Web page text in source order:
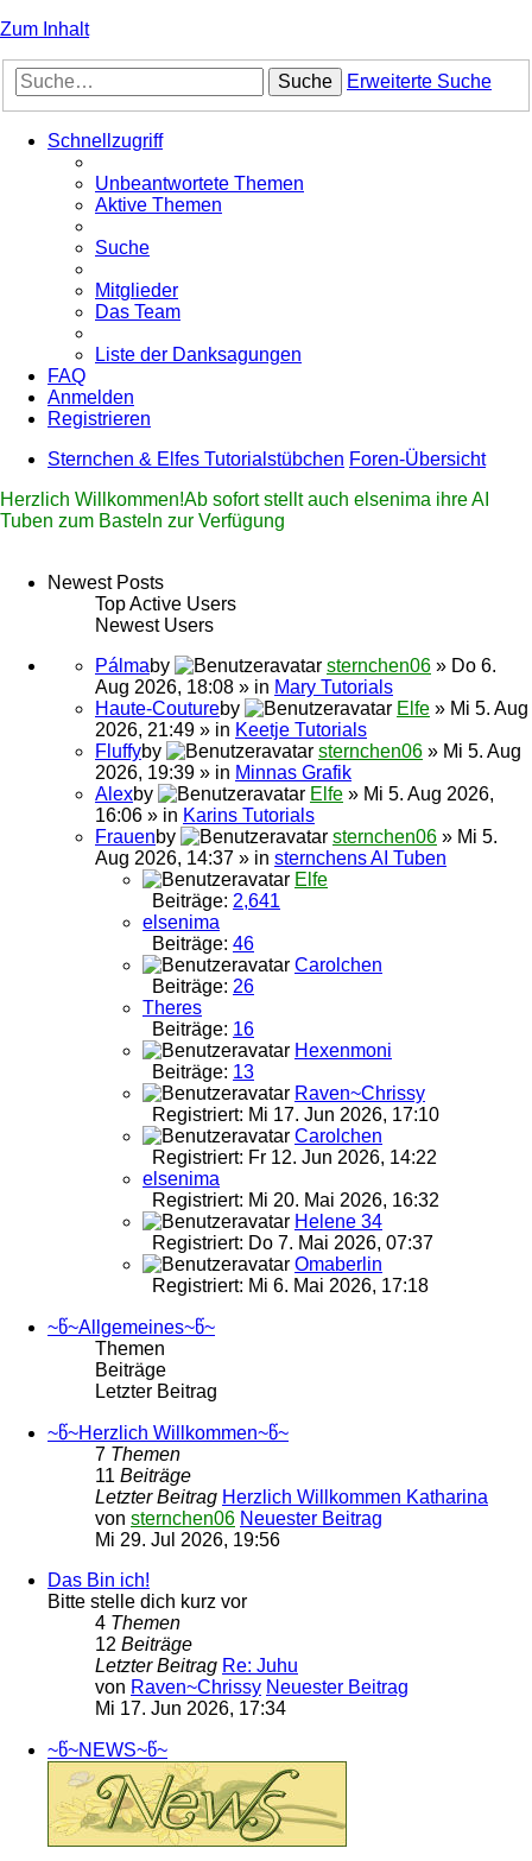
Zum Inhalt
Suche Erweiterte Suche
Schnellzugriff
Unbeantwortete Themen
Aktive Themen
Suche
Mitglieder
Das Team
Liste der Danksagungen
FAQ
Anmelden
Registrieren
Sternchen & Elfes Tutorialstübchen Foren-Übersicht
Herzlich Willkommen!Ab sofort stellt auch elsenima ihre AI
Tuben zum Basteln zur Verfügung
Newest Posts
Top Active Users
Newest Users
Pálmaby sternchen06 » Do 6.
Aug 2026, 18:08 » in Mary Tutorials
Haute-Coutureby Elfe » Mi 5. Aug
2026, 21:49 » in Keetje Tutorials
Fluffyby sternchen06 » Mi 5. Aug
2026, 19:39 » in Minnas Grafik
Alexby Elfe » Mi 5. Aug 2026,
16:06 » in Karins Tutorials
Frauenby sternchen06 » Mi 5.
Aug 2026, 14:37 » in sternchens AI Tuben
Elfe
Beiträge: 2,641
elsenima
Beiträge: 46
Carolchen
Beiträge: 26
Theres
Beiträge: 16
Hexenmoni
Beiträge: 13
Raven~Chrissy
Registriert: Mi 17. Jun 2026, 17:10
Carolchen
Registriert: Fr 12. Jun 2026, 14:22
elsenima
Registriert: Mi 20. Mai 2026, 16:32
Helene 34
Registriert: Do 7. Mai 2026, 07:37
Omaberlin
Registriert: Mi 6. Mai 2026, 17:18
~წ~Allgemeines~წ~
Themen
Beiträge
Letzter Beitrag
~წ~Herzlich Willkommen~წ~
7 Themen
11 Beiträge
Letzter Beitrag Herzlich Willkommen Katharina
von sternchen06 Neuester Beitrag
Mi 29. Jul 2026, 19:56
Das Bin ich!
Bitte stelle dich kurz vor
4 Themen
12 Beiträge
Letzter Beitrag Re: Juhu
von Raven~Chrissy Neuester Beitrag
Mi 17. Jun 2026, 17:34
~წ~NEWS~წ~